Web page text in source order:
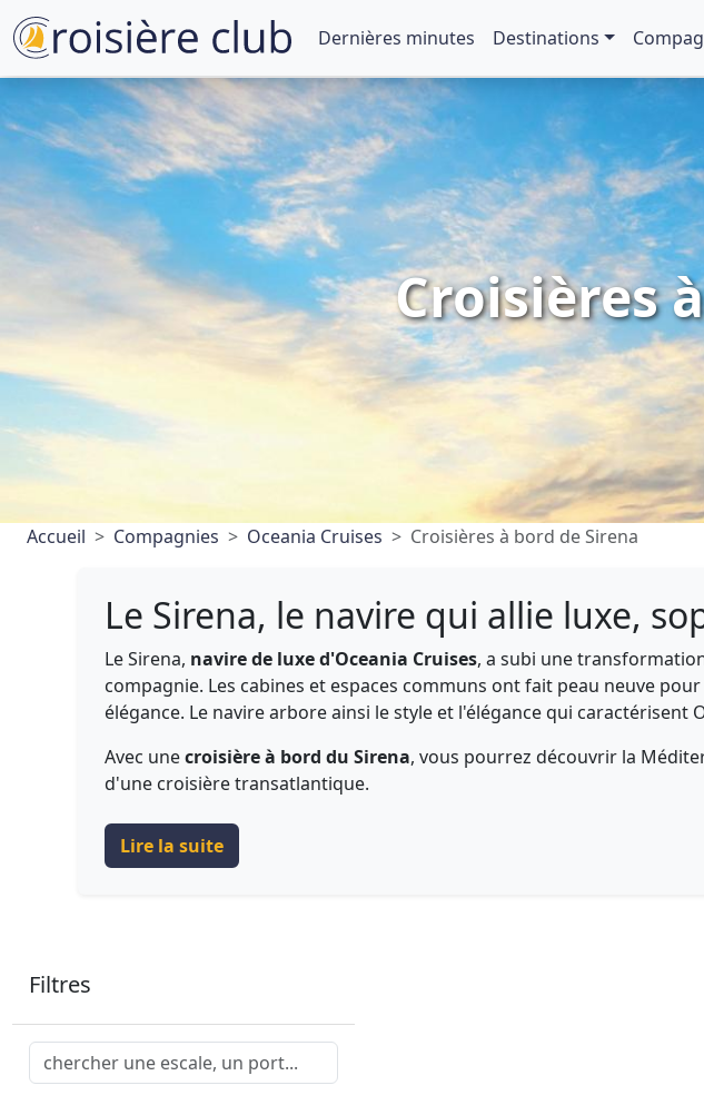
Dernières minutes Destinations
Croisières
Accueil Compagnies Oceania Cruises Croisières à bord de Sirena
Le Sirena, le navire qui allie luxe,
Le Sirena, navire de luxe d'Oceania Cruises, a subi une
compagnie. Les cabines et espaces communs ont fait peau neuve
élégance. Le navire arbore ainsi le style et l'élégance qui caractérisent
Avec unecroisière à bord du Sirena, vous pourrez découvrir la
d'une croisière transatlantique.
Lire la suite
Filtres